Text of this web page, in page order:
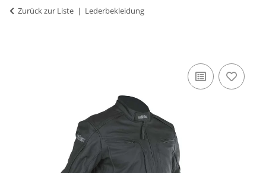
Zurück zur Liste Lederbekleidung